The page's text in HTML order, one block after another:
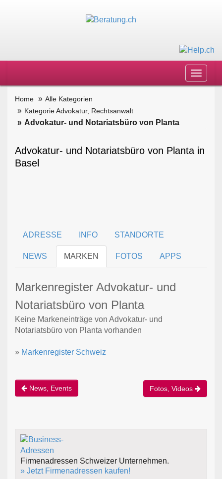
Toggle
Home
Alle Kategorien
Kategorie Advokatur, Rechtsanwalt
Advokatur- und Notariatsbüro von Planta
Advokatur- und Notariatsbüro von Planta in
Basel
ADRESSE INFO STANDORTE
NEWS MARKEN FOTOS APPS
Markenregister Advokatur- und
Notariatsbüro von Planta
Keine Markeneinträge von Advokatur- und
Notariatsbüro von Planta vorhanden
» Markenregister Schweiz
News, Events Fotos, Videos
Firmenadressen Schweizer Unternehmen.
» Jetzt Firmenadressen kaufen!